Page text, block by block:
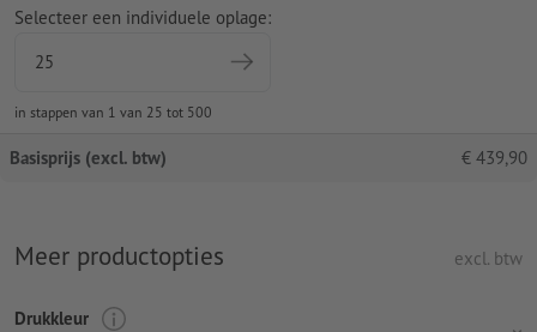
Selecteer een individuele oplage:
in stappen van 1 van 25 tot 500
Basisprijs (excl. btw) € 439,90
Meer productopties excl. btw
Drukkleur